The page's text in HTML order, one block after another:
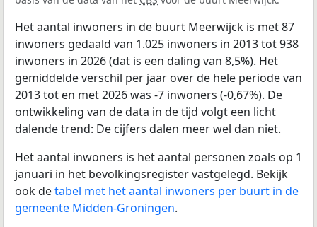
Het aantal inwoners in de buurt Meerwijck is met 87
inwoners gedaald van 1.025 inwoners in 2013 tot 938
inwoners in 2026 (dat is een daling van 8,5%). Het
gemiddelde verschil per jaar over de hele periode van
2013 tot en met 2026 was -7 inwoners (-0,67%). De
ontwikkeling van de data in de tijd volgt een licht
dalende trend: De cijfers dalen meer wel dan niet.
Het aantal inwoners is het aantal personen zoals op 1
januari in het bevolkingsregister vastgelegd. Bekijk
ook detabel met het aantal inwoners per buurt in de
gemeente Midden-Groningen.